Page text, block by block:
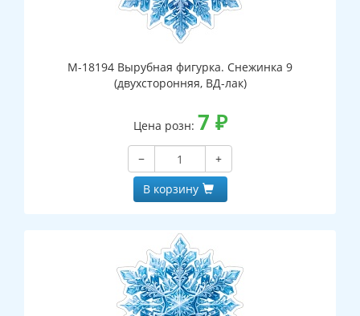
М-18194 Вырубная фигурка. Снежинка 9
(двухсторонняя, ВД-лак)
Цена розн: 7 ₽
−
+
В корзину